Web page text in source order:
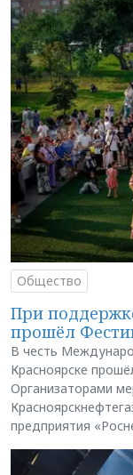
Общество
При
прошёл
В честь
Красноярске
Организаторами
предприятия